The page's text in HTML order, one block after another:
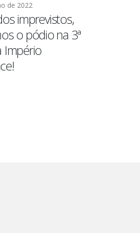
de 2022
imprevistos,
o pódio na 3ª
Império